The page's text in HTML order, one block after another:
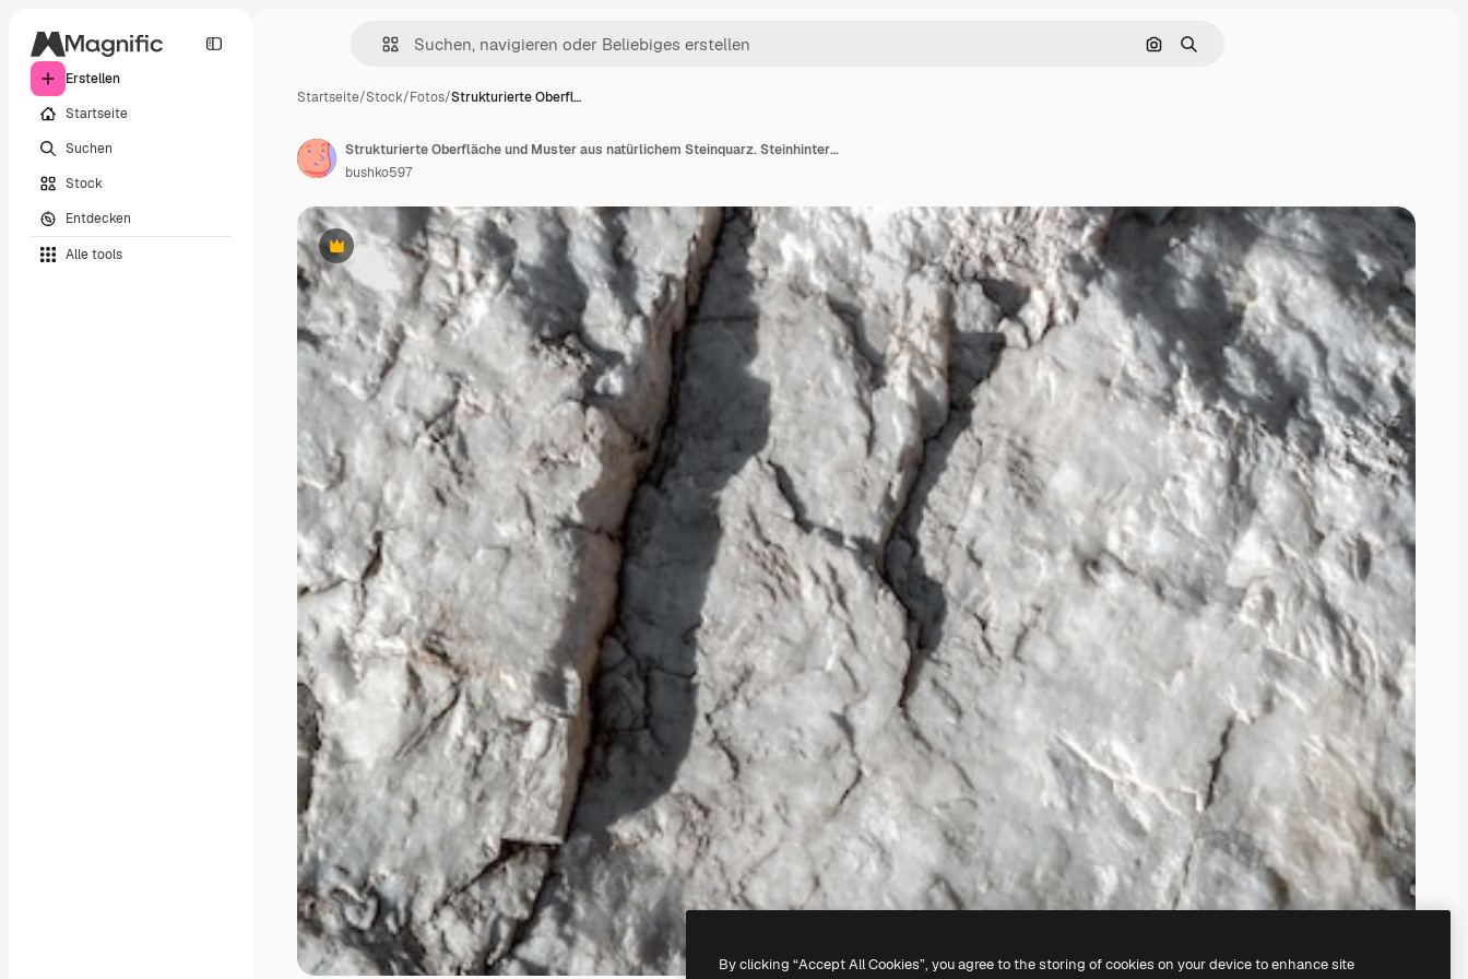
Erstellen
Startseite
Suchen
Stock
Entdecken
Alle tools
Nach Bild suchen
Suchen
Startseite/Stock/Fotos/Strukturierte Oberfl…
Premium
Strukturierte Oberfläche und Muster aus natürlichem Steinquarz. Steinhintergrund und -beschaffenheit.
bushko597
By clicking “Accept All Cookies”, you agree to the storing of cookies on your device to enhance site